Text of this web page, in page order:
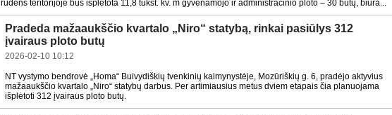
rudens teritorijoje bus išplėtota 11,8 tūkst. kv. m gyvenamojo ir administracinio ploto – 30 butų, biura...
Pradeda mažaaukščio kvartalo „Niro“ statybą, rinkai pasiūlys 312
įvairaus ploto butų
2026-02-10 10:12
NT vystymo bendrovė „Homa“ Buivydiškių tvenkinių kaimynystėje, Mozūriškių g. 6, pradėjo aktyvius
mažaaukščio kvartalo „Niro“ statybų darbus. Per artimiausius metus dviem etapais čia planuojama
išplėtoti 312 įvairaus ploto butų.